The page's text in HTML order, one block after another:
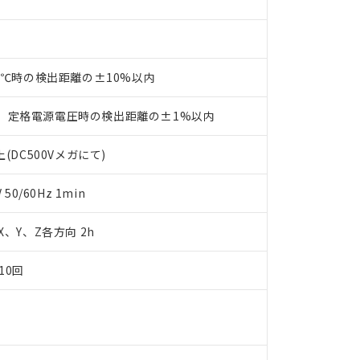
時の検出距離の±10%以内
定格電源電圧時の検出距離の±1%以内
(DC500Vメガにて)
50/60Hz 1min
Y、Z各方向 2h
回
ます。
ダウンロードすることができます。
質）の非含有証明書
書（当社基準）
点で非含有を証明するもので、過去に遡って非含有を証明するも
タル酸エステル類４物質の対応では、対応完了までの期間は出
考欄に対応日を記載しておりました。
。